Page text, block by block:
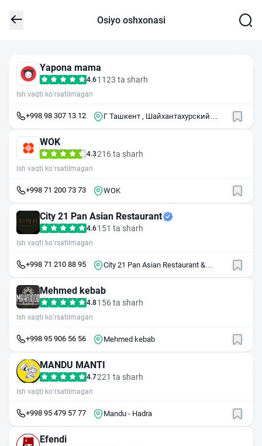
Osiyo oshxonasi
Yapona mama
4.61123 ta sharh
Ish vaqti ko‘rsatilmagan
+998 98 307 13 12
Г Ташкент , Шайхантахурский
WOK
4.3216 ta sharh
Ish vaqti ko‘rsatilmagan
+998 71 200 73 73 WOK
City 21 Pan Asian Restaurant
4.6151 ta sharh
Ish vaqti ko‘rsatilmagan
+998 71 210 88 95
City 21 Pan Asian Restaurant &
Mehmed kebab
4.8156 ta sharh
Ish vaqti ko‘rsatilmagan
+998 95 906 56 56 Mehmed kebab
MANDU MANTI
4.7221 ta sharh
Ish vaqti ko‘rsatilmagan
+998 95 479 57 77 Mandu - Hadra
Efendi